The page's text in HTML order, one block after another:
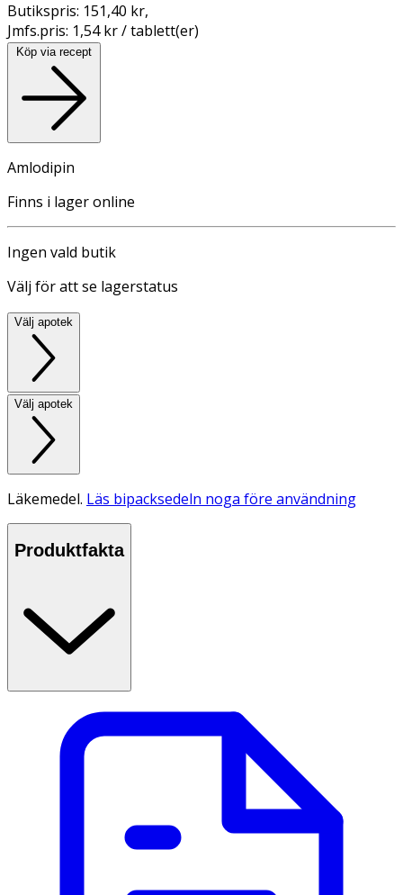
Butikspris: 151,40 kr,
Jmfs.pris: 1,54 kr / tablett(er)
Köp via recept
Amlodipin
Finns i lager online
Ingen vald butik
Välj för att se lagerstatus
Välj apotek
Välj apotek
Läkemedel. Läs bipacksedeln noga före användning
Produktfakta